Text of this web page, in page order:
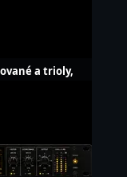
a trioly,